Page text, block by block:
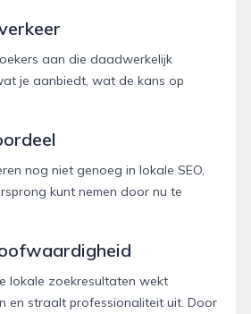
aan die daadwerkelijk
je aanbiedt, wat de kans op
nog niet genoeg in lokale SEO,
kunt nemen door nu te
lokale zoekresultaten wekt
en straalt professionaliteit uit. Door